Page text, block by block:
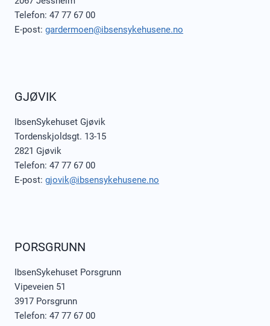
Telefon: 47 77 67 00
E-post: gardermoen@ibsensykehusene.no
GJØVIK
IbsenSykehuset Gjøvik
Tordenskjoldsgt. 13-15
2821 Gjøvik
Telefon: 47 77 67 00
E-post: gjovik@ibsensykehusene.no
PORSGRUNN
IbsenSykehuset Porsgrunn
Vipeveien 51
3917 Porsgrunn
Telefon: 47 77 67 00